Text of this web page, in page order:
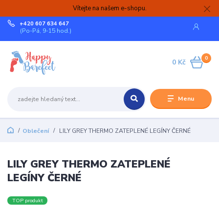
Vítejte na našem e-shopu.
Menu
+420 607 634 647
(Po-Pá, 9-15 hod.)
0
0 Kč
Oblečení LILY GREY THERMO ZATEPLENÉ LEGÍNY ČERNÉ
LILY GREY THERMO ZATEPLENÉ
LEGÍNY ČERNÉ
TOP produkt